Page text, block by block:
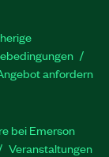
anfordern
bei Emerson
Veranstaltungen